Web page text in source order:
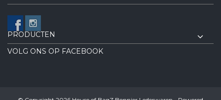
PRODUCTEN
VOLG ONS OP FACEBOOK